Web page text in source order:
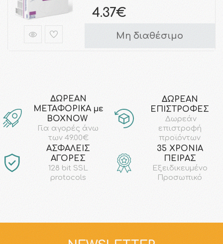
4.37€
Μη διαθέσιμο
ΔΩΡΕΑΝ
ΜΕΤΑΦΟΡΙΚΑ με
ΒΟΧΝΟW
Για αγορές άνω
των 49.00€
ΔΩΡΕΑΝ
ΕΠΙΣΤΡΟΦΕΣ
Δωρεάν
επιστροφή
προϊόντων
AΣΦΑΛΕΙΣ
ΑΓΟΡΕΣ
128 bit SSL
protocols
35 ΧΡΟΝΙΑ
ΠΕΙΡΑΣ
Εξειδικευμένο
Προσωπικό